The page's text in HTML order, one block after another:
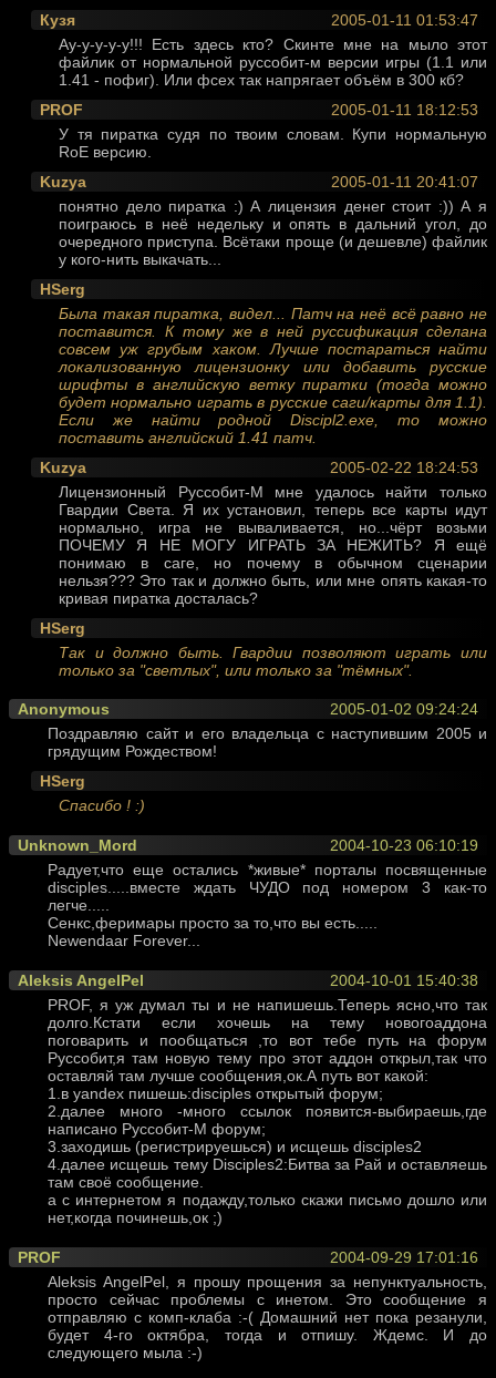
2005-01-11 01:53:47
Кузя
Ау-у-у-у-у!!! Есть здесь кто? Скинте мне на мыло этот
файлик от нормальной руссобит-м версии игры (1.1 или
1.41 - пофиг). Или фсех так напрягает объём в 300 кб?
2005-01-11 18:12:53
PROF
У тя пиратка судя по твоим словам. Купи нормальную
RoE версию.
2005-01-11 20:41:07
Kuzya
понятно дело пиратка :) А лицензия денег стоит :)) А я
поиграюсь в неё недельку и опять в дальний угол, до
очередного приступа. Всётаки проще (и дешевле) файлик
у кого-нить выкачать...
HSerg
Была такая пиратка, видел... Патч на неё всё равно не
поставится. К тому же в ней руссификация сделана
совсем уж грубым хаком. Лучше постараться найти
локализованную лицензионку или добавить русские
шрифты в английскую ветку пиратки (тогда можно
будет нормально играть в русские саги/карты для 1.1).
Если же найти родной Discipl2.exe, то можно
поставить английский 1.41 патч.
2005-02-22 18:24:53
Kuzya
Лицензионный Руссобит-М мне удалось найти только
Гвардии Света. Я их установил, теперь все карты идут
нормально, игра не вываливается, но...чёрт возьми
ПОЧЕМУ Я НЕ МОГУ ИГРАТЬ ЗА НЕЖИТЬ? Я ещё
понимаю в саге, но почему в обычном сценарии
нельзя??? Это так и должно быть, или мне опять какая-то
кривая пиратка досталась?
HSerg
Так и должно быть. Гвардии позволяют играть или
только за "светлых", или только за "тёмных".
2005-01-02 09:24:24
Anonymous
Поздравляю сайт и его владельца с наступившим 2005 и
грядущим Рождеством!
HSerg
Спасибо ! :)
2004-10-23 06:10:19
Unknown_Mord
Радует,что еще остались *живые* порталы посвященные
disciples.....вместе ждать ЧУДО под номером 3 как-то
легче.....
Сенкс,феримары просто за то,что вы есть.....
Newendaar Forever...
2004-10-01 15:40:38
Aleksis AngelPel
PROF, я уж думал ты и не напишешь.Теперь ясно,что так
долго.Кстати если хочешь на тему новогоаддона
поговарить и пообщаться ,то вот тебе путь на форум
Руссобит,я там новую тему про этот аддон открыл,так что
оставляй там лучше сообщения,ок.А путь вот какой:
1.в yandex пишешь:disciples открытый форум;
2.далее много -много ссылок появится-выбираешь,где
написано Руссобит-М форум;
3.заходишь (регистрируешься) и исщешь disciples2
4.далее исщешь тему Disciples2:Битва за Рай и оставляешь
там своё сообщение.
а с интернетом я подажду,только скажи письмо дошло или
нет,когда починешь,ок ;)
2004-09-29 17:01:16
PROF
Aleksis AngelPel, я прошу прощения за непунктуальность,
просто сейчас проблемы с инетом. Это сообщение я
отправляю с комп-клаба :-( Домашний нет пока резанули,
будет 4-го октябра, тогда и отпишу. Ждемс. И до
следующего мыла :-)